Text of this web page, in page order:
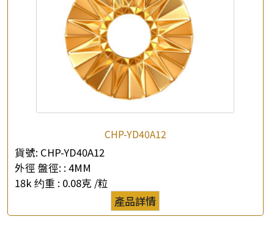
CHP-YD40A12
貨號: CHP-YD40A12
外徑 盤徑: : 4MM
18k 约重 : 0.08克 /粒
產品詳情